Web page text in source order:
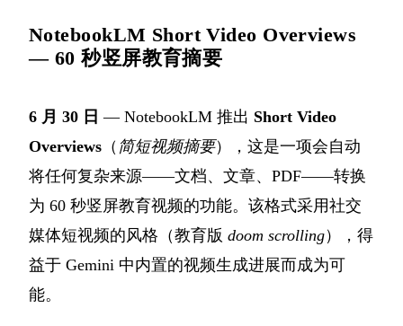
NotebookLM Short Video Overviews
— 60 秒竖屏教育摘要
6 月 30 日 — NotebookLM 推出 Short Video
Overviews （ 简短视频摘要），这是一项会自动
将任何复杂来源——文档、文章、PDF——转换
为 60 秒竖屏教育视频的功能。该格式采用社交
媒体短视频的风格（教育版 doom scrolling），得
益于 Gemini 中内置的视频生成进展而成为可
能。